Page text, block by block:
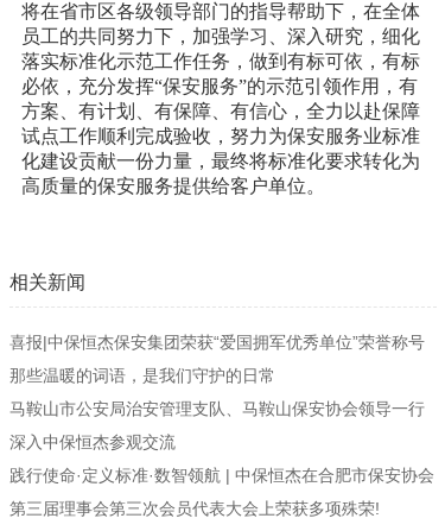
将在省市区各级领导部门的指导帮助下，在全体
员工的共同努力下，加强学习、深入研究，细化
落实标准化示范工作任务，做到有标可依，有标
必依，充分发挥“保安服务”的示范引领作用，有
方案、有计划、有保障、有信心，全力以赴保障
试点工作顺利完成验收，努力为保安服务业标准
化建设贡献一份力量，最终将标准化要求转化为
高质量的保安服务提供给客户单位。
相关新闻
喜报|中保恒杰保安集团荣获“爱国拥军优秀单位”荣誉称号
那些温暖的词语，是我们守护的日常
马鞍山市公安局治安管理支队、马鞍山保安协会领导一行
深入中保恒杰参观交流
践行使命·定义标准·数智领航 | 中保恒杰在合肥市保安协会
第三届理事会第三次会员代表大会上荣获多项殊荣!